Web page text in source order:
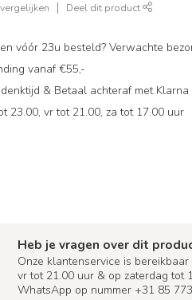
Deel dit product
vóór 23u besteld? Verwachte
vanaf €55,-
& Betaal achteraf met Klarna
23.00, vr tot 21.00, za tot 17.00 uur
Heb je vragen over dit
Onze klantenservice is
vr tot 21.00 uur & op zaterdag tot
WhatsApp op nummer +31 85